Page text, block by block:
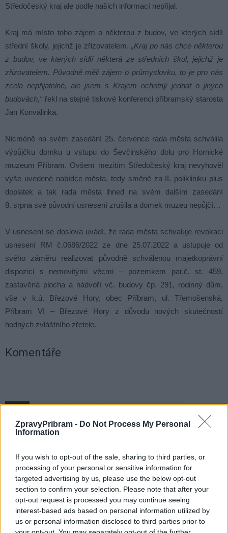
ZpravyPribram - Do Not Process My Personal
Information
If you wish to opt-out of the sale, sharing to third parties, or
processing of your personal or sensitive information for
targeted advertising by us, please use the below opt-out
section to confirm your selection. Please note that after your
opt-out request is processed you may continue seeing
interest-based ads based on personal information utilized by
us or personal information disclosed to third parties prior to
Středočeský kraj ale podle našich informací nepřijal.
Kraj má místo toho zájem o některou z budov, ve kterých sídlí
střední školy, jejichž je zřizovatelem. „Kraj po nás chce některou
z budov, ve kterých sídlí některá ze středních škol, jejichž je
zřizovatelem. Původně měli zájem o průmyslovku, to je pro nás
zcela nepřijatelné, ale jsem s Krajem ochotný jednat o jiných
budovách,“ řekl na stejné tiskové konferenci příbramský starosta
Jan Konvalinka.
Nicméně na svém zasedání 25. července rada města schválila
výpůjčku domku u vstupu do Ševčinského dolu pro Hornické
muzeum Příbram. Ovšem mezitím Středočeský kraj nevyhověl
výše uvedené nabídce města, tedy směně za II. polikliniku plus
doplatek a tak rada města ihned na svém dalším zasedání
8. srpna své původní usnesení zrušila a domek muzeu nepůjčí…
V usnesení se doslova uvádí, že rada města schvaluje revokaci
usnesení RM č.0686/2022 ze dne 25.07.2022 a ustupuje od
svého záměru realizovat původně schválenou majetkoprávní
dispozici s nemovitými věcmi – pozemkem par.č. st. 459,
zastavěná plocha a nádvoří vč. budovy čp. 291, rodinný dům,
vše v k.ú. Březové Hory, obec Příbram, ul. Třemošenská,
Příbram VI – Březové Hory z důvodu nových skutečností
hodných zvláštního zřetele.
Komentáře
TAGY depozitář domek
Hornické muzeum Příbram
Středočeský kraj